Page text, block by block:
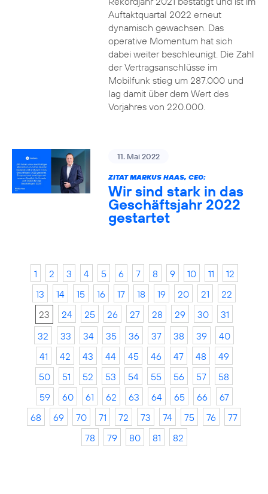
Auftaktquartal 2022 erneut
dynamisch gewachsen. Das
operative Momentum hat sich
dabei weiter beschleunigt. Die Zahl
der Vertragsanschlüsse im
Mobilfunk stieg um 287.000 und
lag damit über dem Wert des
Vorjahres von 220.000.
11. Mai 2022
ZITAT MARKUS HAAS, CEO:
Wir sind stark in das
Geschäftsjahr 2022
gestartet
1 2 3 4 5 6 7 8 9 10 11
12
13
14 15 16 17 18 19 20 21
22
23
24 25 26 27 28 29 30
31
32
33 34 35 36 37 38 39
40
41
42 43 44 45 46 47 48
49
50
51 52 53 54 55 56 57
58
59
60 61 62 63 64 65 66
67
68
69 70 71 72 73 74 75 76
77
78
79 80 81 82